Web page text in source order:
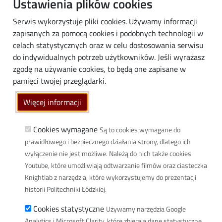
Serwis wykorzystuje pliki cookies. Używamy informacji
zapisanych za pomocą cookies i podobnych technologii w
celach statystycznych oraz w celu dostosowania serwisu
do indywidualnych potrzeb użytkowników. Jeśli wyrażasz
zgodę na używanie cookies, to będą one zapisane w
pamięci twojej przeglądarki.
Więcej informacji
Cookies wymagane Są to cookies wymagane do
prawidłowego i bezpiecznego działania strony, dlatego ich
wyłączenie nie jest możliwe. Należą do nich także cookies
Youtube, które umożliwiają odtwarzanie filmów oraz ciasteczka
Knightlab z narzędzia, które wykorzystujemy do prezentacji
historii Politechniki Łódzkiej.
Cookies statystyczne Używamy narzędzia Google
0:00
Zimowisko Politechniki Łódzkiej
16 lutego 2026
poniedziałek
Cały dzień
Zimowisko Politechniki Łódzkiej
0:00 - 23:59
Japonia × Polska | Ekosystemy
innowacji i startupów z udziałem
ekspertów i inwestorów z Japonii
15:30 - 16:30
„Poszukiwanie porządku" – Andrzej
Nawrot w Galerii Politechnika
17 lutego 2026
Cały dzień
Zimowisko Politechniki Łódzkiej
18 lutego 2026
Cały dzień
Zimowisko Politechniki Łódzkiej
Biznes
Media
Społeczność lokalna
Linki
Wikamp
Poczta elektroniczna
Biblioteka PŁ
Dyscypliny naukowe w PŁ
Inicjatywa Doskonałości Uczelnia Badawcza
BIP
Klauzula RODO
Polityka prywatności
Deklaracja dostępności cyfrowej